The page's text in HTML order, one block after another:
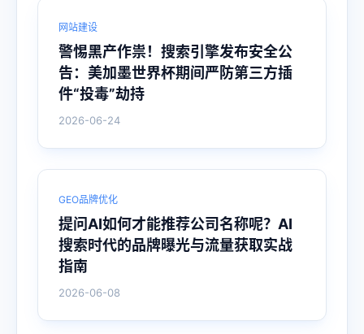
网站建设
警惕黑产作祟！搜索引擎发布安全公
告：美加墨世界杯期间严防第三方插
件“投毒”劫持
2026-06-24
GEO品牌优化
提问AI如何才能推荐公司名称呢？AI
搜索时代的品牌曝光与流量获取实战
指南
2026-06-08